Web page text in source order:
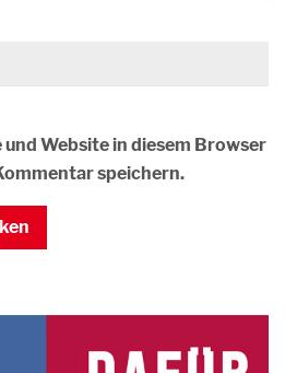
und Website in diesem Browser
speichern.